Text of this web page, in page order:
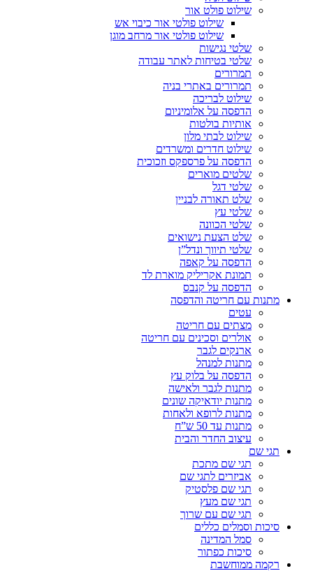
שילוט פולט אור
שילוט פולטי אור כיבוי אש
שילוט פולטי אור מרחב מוגן
שלטי נגישות
שלטי בטיחות לאתר עבודה
תמרורים
תמרורים באתרי בניה
שילוט לבריכה
הדפסה על אלומיניום
אותיות בולטות
שילוט לבתי מלון
שילוט חדרים ומשרדים
הדפסה על פרספקס וזכוכית
שלטים מוארים
שלטי דגל
שלט תאורה לבניין
שלטי עץ
שלטי הכוונה
שלט הצעת נישואים
שלטי תיווך ונדל”ן
הדפסה על קאפה
תמונת אקריליק מוארת לד
הדפסה על קנבס
מתנות עם חריטה והדפסה
עטים
מצתים עם חריטה
אולרים וסכינים עם חריטה
ארנקים לגבר
מתנות למנהל
הדפסה על בלוק עץ
מתנות לגבר ולאישה
מתנות יודאיקה שונים
מתנות לרופא ולאחות
מתנות עד 50 ש”ח
עיצוב החדר והבית
תגי שם
תגי שם מתכת
אביזרים לתגי שם
תגי שם פלסטיק
תגי שם מעץ
תגי שם עם שרוך
סיכות וסמלים כללים
סמל המדינה
סיכות כפתור
רקמה ממוחשבת